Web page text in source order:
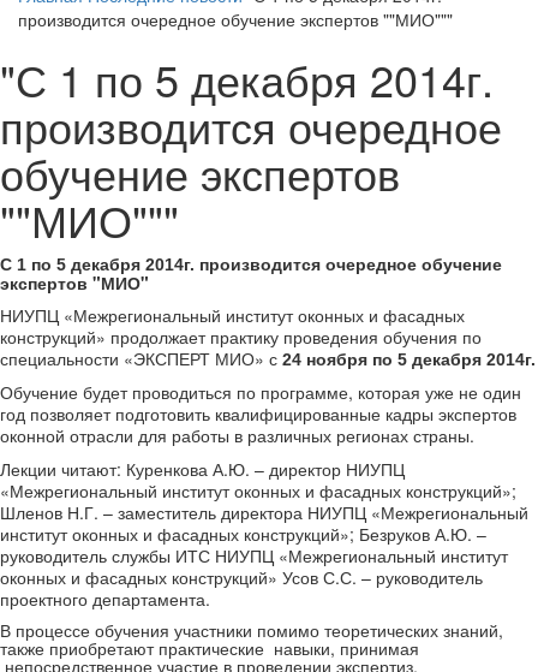
производится очередное обучение экспертов ""МИО"""
"С 1 по 5 декабря 2014г.
производится очередное
обучение экспертов
""МИО"""
С 1 по 5 декабря 2014г. производится очередное обучение
экспертов "МИО"
НИУПЦ «Межрегиональный институт оконных и фасадных
конструкций» продолжает практику проведения обучения по
специальности «ЭКСПЕРТ МИО» с 24 ноября по 5 декабря 2014г.
Обучение будет проводиться по программе, которая уже не один
год позволяет подготовить квалифицированные кадры экспертов
оконной отрасли для работы в различных регионах страны.
Лекции читают: Куренкова А.Ю. – директор НИУПЦ
«Межрегиональный институт оконных и фасадных конструкций»;
Шленов Н.Г. – заместитель директора НИУПЦ «Межрегиональный
институт оконных и фасадных конструкций»; Безруков А.Ю. –
руководитель службы ИТС НИУПЦ «Межрегиональный институт
оконных и фасадных конструкций» Усов С.С. – руководитель
проектного департамента.
В процессе обучения участники помимо теоретических знаний,
также приобретают практические навыки, принимая
непосредственное участие в проведении экспертиз.